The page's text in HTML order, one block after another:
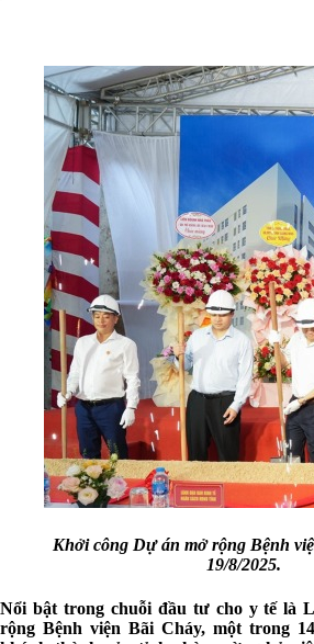
Khởi công Dự án mở rộng Bệnh
19/8/2025.
Nổi bật trong chuỗi đầu tư cho y tế là
rộng Bệnh viện Bãi Cháy, một trong